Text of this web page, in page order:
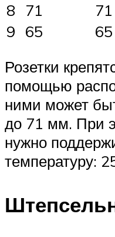
8
71 71
9 65 65
Розетки
помощью
ними может
до 71 мм. При
нужно
температуру: